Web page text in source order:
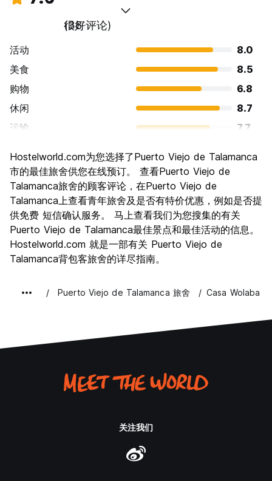
很好
(38 评论)
活动
8.0
美食
8.5
购物
6.8
休闲
8.7
运输
7.7
文化
夜生活
物有所值
7.5
Hostelworld.com为您选择了Puerto Viejo de Talamanca
市的最佳旅舍供您在线预订。 查看Puerto Viejo de
Talamanca旅舍的顾客评论，在Puerto Viejo de
Talamanca上查看青年旅舍及是否有特价优惠，例如是否提
供免费 短信确认服务。 马上查看我们为您搜集的有关
Puerto Viejo de Talamanca最佳景点和最佳活动的信息。
Hostelworld.com 就是一部有关 Puerto Viejo de
Talamanca背包客旅舍的详尽指南。
Puerto Viejo de Talamanca 旅舍 Casa Wolaba
关注我们